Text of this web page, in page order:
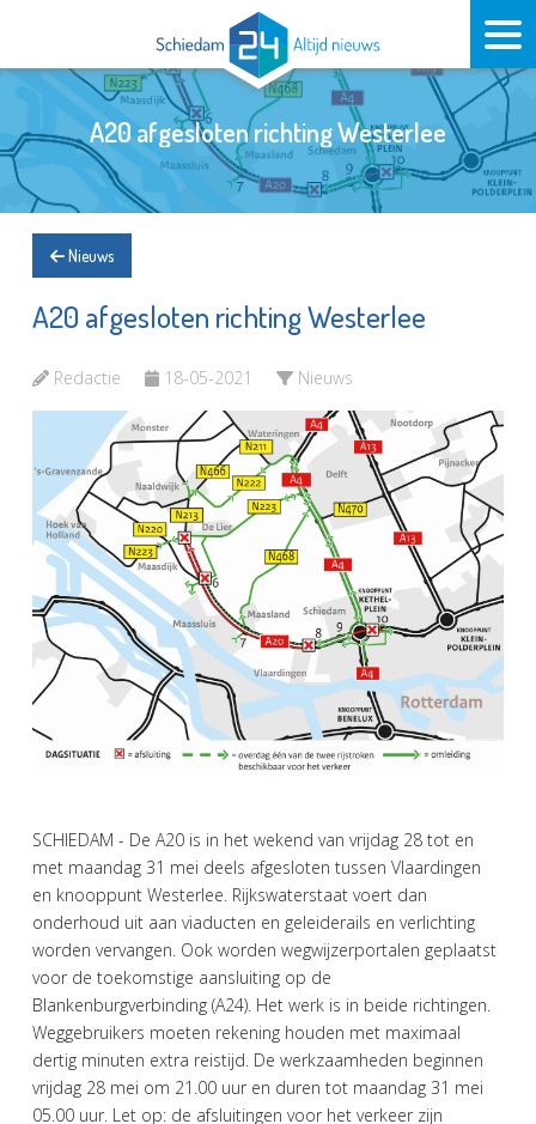
A20 afgesloten richting Westerlee
Nieuws
A20 afgesloten richting Westerlee
Redactie 18-05-2021 Nieuws
SCHIEDAM - De A20 is in het wekend van vrijdag 28 tot en
met maandag 31 mei deels afgesloten tussen Vlaardingen
en knooppunt Westerlee. Rijkswaterstaat voert dan
onderhoud uit aan viaducten en geleiderails en verlichting
worden vervangen. Ook worden wegwijzerportalen geplaatst
voor de toekomstige aansluiting op de
Blankenburgverbinding (A24). Het werk is in beide richtingen.
Weggebruikers moeten rekening houden met maximaal
dertig minuten extra reistijd. De werkzaamheden beginnen
vrijdag 28 mei om 21.00 uur en duren tot maandag 31 mei
05.00 uur. Let op: de afsluitingen voor het verkeer zijn